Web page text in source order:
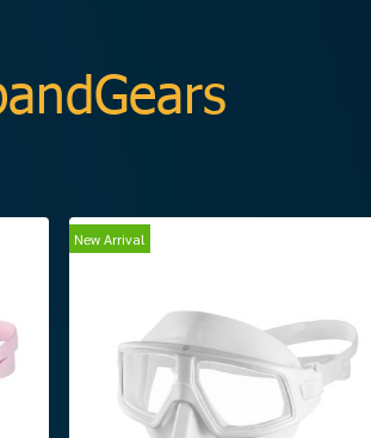
New Arrival